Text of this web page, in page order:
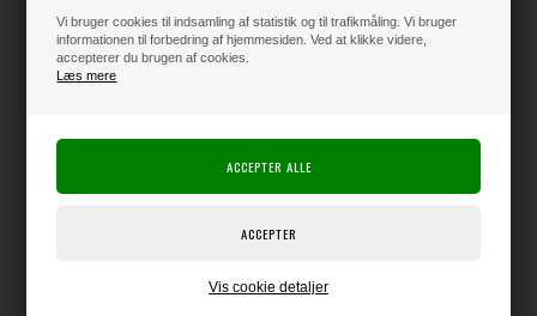
Vi bruger cookies til indsamling af statistik og til trafikmåling. Vi bruger
informationen til forbedring af hjemmesiden. Ved at klikke videre,
accepterer du brugen af cookies.
Læs mere
Vis cookie detaljer
Varen er på lager